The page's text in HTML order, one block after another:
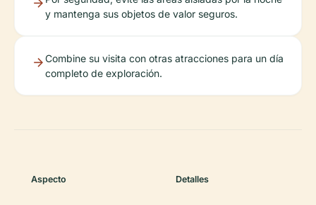
y mantenga sus objetos de valor seguros.
Combine su visita con otras atracciones para un día
completo de exploración.
Aspecto Detalles